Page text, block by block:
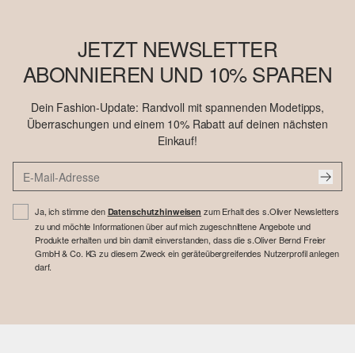
JETZT NEWSLETTER
ABONNIEREN UND 10% SPAREN
Dein Fashion-Update: Randvoll mit spannenden Modetipps,
Überraschungen und einem 10% Rabatt auf deinen nächsten
Einkauf!
Ja, ich stimme den Datenschutzhinweisen zum Erhalt des s.Oliver Newsletters
zu und möchte Informationen über auf mich zugeschnittene Angebote und
Produkte erhalten und bin damit einverstanden, dass die s.Oliver Bernd Freier
GmbH & Co. KG zu diesem Zweck ein geräteübergreifendes Nutzerprofil anlegen
darf.